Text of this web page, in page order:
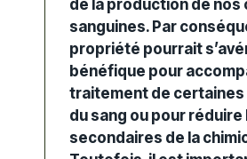
de la production de nos
sanguines. Par
propriété pourrait
bénéfique pour
traitement de certaines
du sang ou pour
secondaires de la